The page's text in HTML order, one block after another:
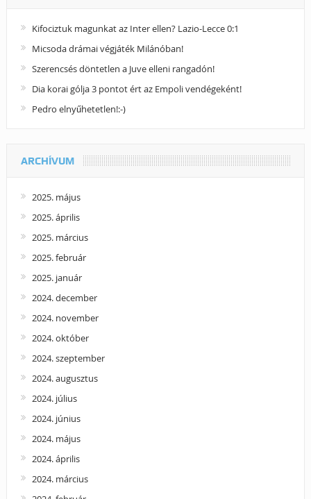
Kifociztuk magunkat az Inter ellen? Lazio-Lecce 0:1
Micsoda drámai végjáték Milánóban!
Szerencsés döntetlen a Juve elleni rangadón!
Dia korai gólja 3 pontot ért az Empoli vendégeként!
Pedro elnyűhetetlen!:-)
ARCHÍVUM
2025. május
2025. április
2025. március
2025. február
2025. január
2024. december
2024. november
2024. október
2024. szeptember
2024. augusztus
2024. július
2024. június
2024. május
2024. április
2024. március